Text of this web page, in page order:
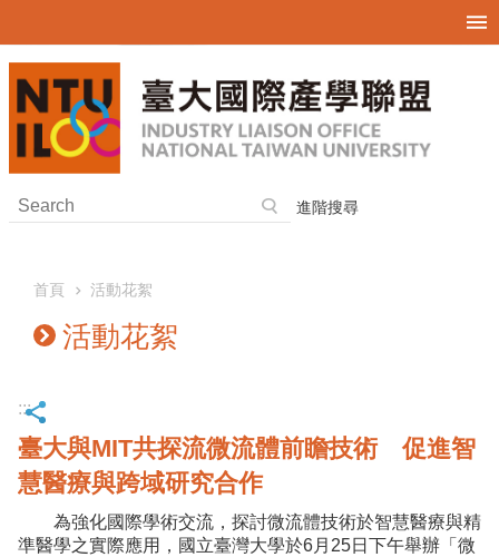
進階搜尋
首頁 活動花絮
活動花絮
:::
臺大與MIT共探流微流體前瞻技術 促進智
慧醫療與跨域研究合作
為強化國際學術交流，探討微流體技術於智慧醫療與精
準醫學之實際應用，國立臺灣大學於6月25日下午舉辦「微